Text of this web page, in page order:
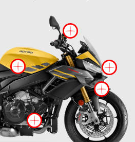
Viac informácií
Viac informácií o